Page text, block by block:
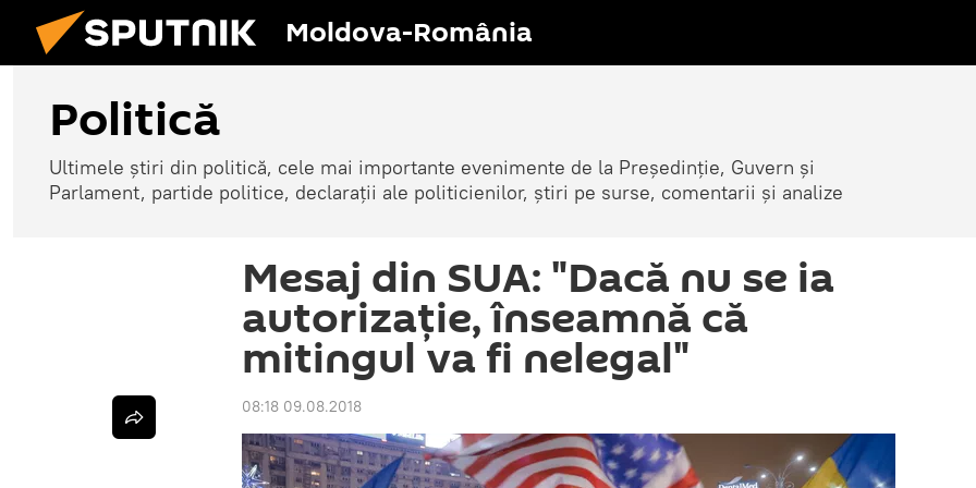
Moldova-România
Politică
Ultimele știri din politică, cele mai importante evenimente de la Președinție, Guvern și
Parlament, partide politice, declarații ale politicienilor, știri pe surse, comentarii și analize
Mesaj din SUA: "Dacă nu se ia
autorizație, înseamnă că
mitingul va fi nelegal"
08:18 09.08.2018